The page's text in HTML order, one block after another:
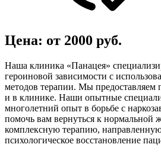
Цена: от 2000 руб.
Наша клиника «Панацея»
героиновой зависимости с
методов терапии. Мы предоставляем
и в клинике. Наши опытные
многолетний опыт в борьбе с
помочь вам вернуться к нормальной
комплексную терапию,
психологическое восстановление